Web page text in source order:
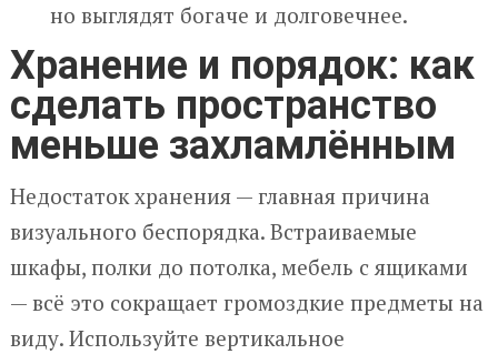
но выглядят богаче и долговечнее.
Хранение и порядок: как
сделать пространство
меньше захламлённым
Недостаток хранения — главная причина
визуального беспорядка. Встраиваемые
шкафы, полки до потолка, мебель с ящиками
— всё это сокращает громоздкие предметы на
виду. Используйте вертикальное